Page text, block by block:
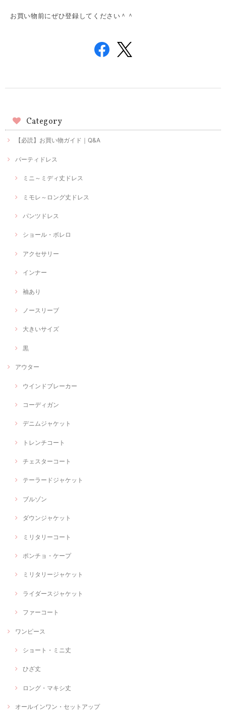
お買い物前にぜひ登録してください＾＾
Category
【必読】お買い物ガイド｜Q&A
パーティドレス
ミニ～ミディ丈ドレス
ミモレ～ロング丈ドレス
パンツドレス
ショール・ボレロ
アクセサリー
インナー
袖あり
ノースリーブ
大きいサイズ
黒
アウター
ウインドブレーカー
コーディガン
デニムジャケット
トレンチコート
チェスターコート
テーラードジャケット
ブルゾン
ダウンジャケット
ミリタリーコート
ポンチョ・ケープ
ミリタリージャケット
ライダースジャケット
ファーコート
ワンピース
ショート・ミニ丈
ひざ丈
ロング・マキシ丈
オールインワン・セットアップ